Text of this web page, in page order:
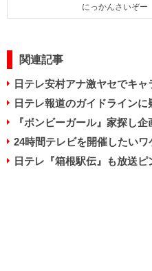
にっかんさいぞー
関連記事
日テレ安村アナ激ヤセでキャ
日テレ報道のガイドラインに
『ボンビーガール』家探し企
24時間テレビを開催したいワ
日テレ『箱根駅伝』も放送ピ